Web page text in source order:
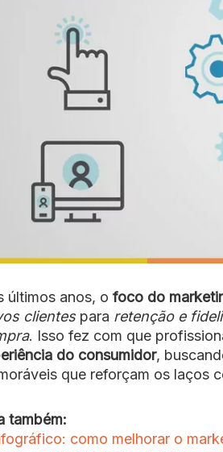
últimos anos, o foco do
clientespara retenção e
. Isso fez com que
do consumidor,
que reforçam os laços
também:
como melhorar o